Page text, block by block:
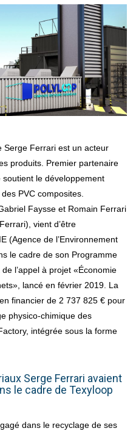
produits. Premier partenaire
le développement
PVC composites.
Faysse et Romain Ferrari
vient d’être
(Agence de l’Environnement
le cadre de son Programme
l’appel à projet «Économie
lancé en février 2019. La
financier de 2 737 825 € pour
physico-chimique des
intégrée sous la forme
Serge Ferrari avaient
le cadre de Texyloop
dans le recyclage de ses